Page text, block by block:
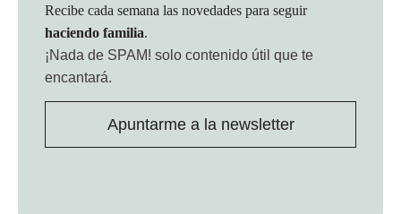
Recibe cada semana las novedades para seguir
haciendo familia.
¡Nada de SPAM! solo contenido útil que te
encantará.
Apuntarme a la newsletter